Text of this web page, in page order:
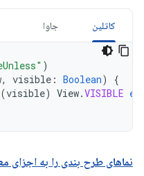
کاتلین جاوا
)
, visible : Boolean)
{
(visible) View.VISIBLE
نماهای طرح بندی را به اجزای